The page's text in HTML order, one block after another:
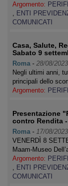
Argomento:
, ENTI
COMUNICATI
Casa, Salute,
Sabato 9
Roma - 28/08/2023
Negli ultimi anni,
principali dello
Argomento:
Presentazione
contro Rendita
Roma - 17/08/2023
VENERDÌ 8
Maam-Museo
Argomento:
, ENTI
COMUNICATI